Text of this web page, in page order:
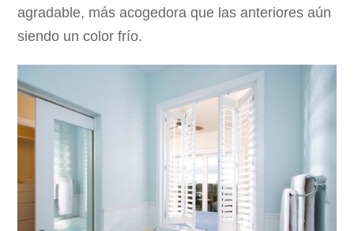
agradable, más acogedora que las anteriores aún
siendo un color frío.